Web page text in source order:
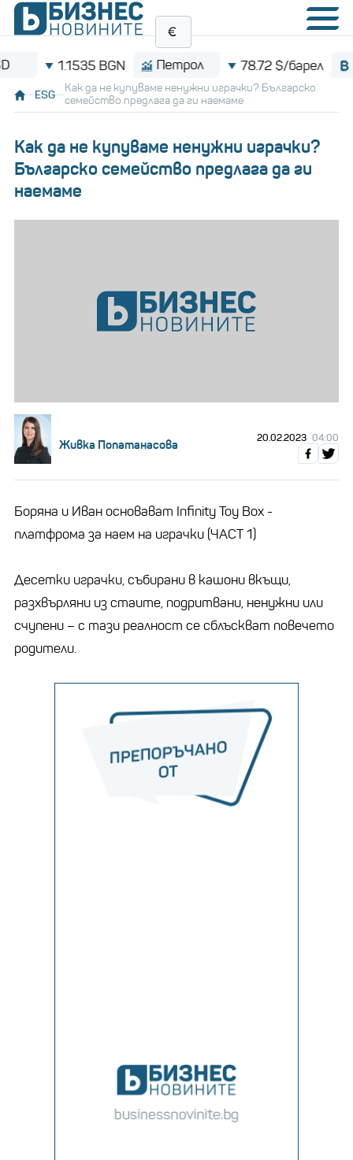
BGN Петрол 78.72 $/барел Bitcoin
ESG
Как да не купуваме ненужни играчки? Българско
семейство предлага да ги наемаме
Как да не купуваме ненужни играчки?
Българско семейство предлага да ги
наемаме
Живка Попатанасова 20.02.2023 04:00
Боряна и Иван основават Infinity Toy Box -
платфрома за наем на играчки (ЧАСТ 1)
Десетки играчки, събирани в кашони вкъщи,
разхвърляни из стаите, подритвани, ненужни или
счупени – с тази реалност се сблъскват повечето
родители.